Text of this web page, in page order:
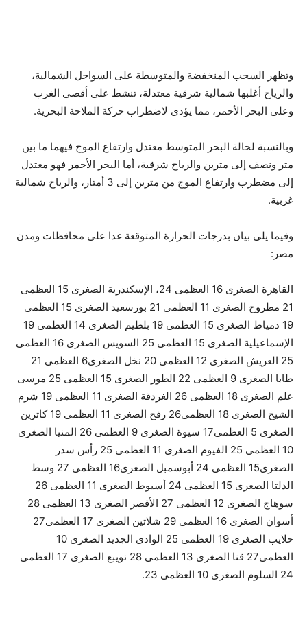
وتظهر السحب المنخفضة والمتوسطة على السواحل الشمالية،
والرياح أغلبها شمالية شرقية معتدلة، تنشط على أقصى الغرب
وعلى البحر الأحمر، مما يؤدى لاضطراب حركة الملاحة البحرية.
وبالنسبة لحالة البحر المتوسط معتدل وارتفاع الموج فيهما ما بين
متر ونصف إلى مترين والرياح شرقية، أما البحر الأحمر فهو معتدل
إلى مضطرب وارتفاع الموج من مترين إلى 3 أمتار، والرياح شمالية
غربية.
وفيما يلى بيان بدرجات الحرارة المتوقعة غدا على محافظات ومدن
مصر:
القاهرة الصغرى 16 العظمى 24، الإسكندرية الصغرى 15 العظمى
21 مطروح الصغرى 11 العظمى 21 بورسعيد الصغرى 15 العظمى
19 دمياط الصغرى 15 العظمى 19 بلطيم الصغرى 14 العظمى 19
الإسماعيلية الصغرى 15 العظمى 25 السويس الصغرى 16 العظمى
25 العريش الصغرى 12 العظمى 20 نخل الصغرى6 العظمى 21
طابا الصغرى 9 العظمى 22 الطور الصغرى 15 العظمى 25 مرسى
علم الصغرى 18 العظمى 26 الغردقة الصغرى 11 العظمى 19 شرم
الشيخ الصغرى 18 العظمى26 رفح الصغرى 11 العظمى 19 كاترين
الصغرى 5 العظمى17 سيوة الصغرى 9 العظمى 26 المنيا الصغرى
10 العظمى 25 الفيوم الصغرى 11 العظمى 25 رأس سدر
الصغرى15 العظمى 24 أبوسمبل الصغرى16 العظمى 27 وسط
الدلتا الصغرى 15 العظمى 24 أسيوط الصغرى 11 العظمى 26
سوهاج الصغرى 12 العظمى 27 الأقصر الصغرى 13 العظمى 28
أسوان الصغرى 16 العظمى 29 شلاتين الصغرى 17 العظمى27
حلايب الصغرى 19 العظمى 25 الوادى الجديد الصغرى 10
العظمى27 قنا الصغرى 13 العظمى 28 نويبع الصغرى 17 العظمى
24 السلوم الصغرى 10 العظمى 23.